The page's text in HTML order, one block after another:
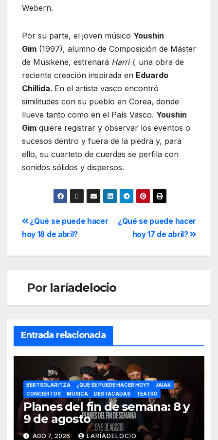
Webern.
Por su parte, el joven músico Youshin
Gim (1997), alumno de Composición de Máster
de Musikene, estrenará Harri I, una obra de
reciente creación inspirada en Eduardo
Chillida. En el artista vasco encontró
similitudes con su pueblo en Corea, donde
llueve tanto como en el País Vasco. Youshin
Gim quiere registrar y observar los eventos o
sucesos dentro y fuera de la piedra y, para
ello, su cuarteto de cuerdas se perfila con
sonidos sólidos y dispersos.
¿Qué se puede hacer
hoy 17 de abril?
¿Qué se puede hacer
hoy 18 de abril?
Por laríadelocio
Entrada relacionada
BERTSOLARITZA ¿QUÉ SE PUEDE HACER HOY?
JAIAK
CONCIERTOS
MÚSICA DESTACADAS TEATRO
Planes del fin de semana: 8 y
9 de agosto
AGO 7, 2026 LARÍADELOCIO